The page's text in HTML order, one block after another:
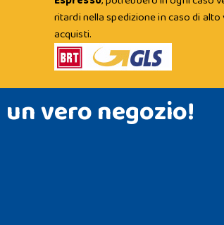
ritardi nella spedizione in caso di alto
acquisti.
un vero negozio!